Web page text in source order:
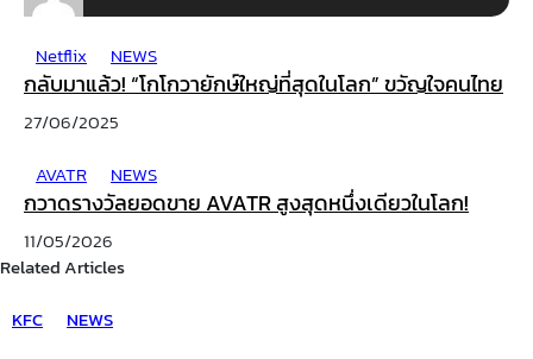
Netflix NEWS
กลับมาแล้ว! “โกโกวายักษ์ใหญ่ที่สุดในโลก” ขวัญใจคนไทย
27/06/2025
AVATR
NEWS
กวาดรางวัลยอดขาย AVATR สูงสุดหนึ่งเดียวในโลก!
11/05/2026
Related Articles
KFC
NEWS